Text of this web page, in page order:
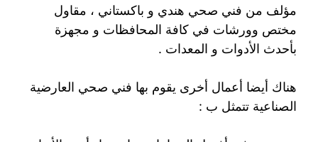
مؤلف من فني صحي هندي و باكستاني ، مقاول
مختص وورشات في كافة المحافظات و مجهزة
بأحدث الأدوات و المعدات .
هناك أيضا أعمال أخرى يقوم بها فني صحي العارضية
الصناعية تتمثل ب :